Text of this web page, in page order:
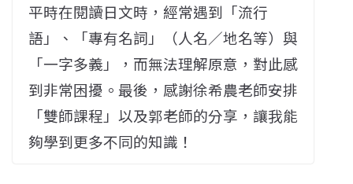
平時在閱讀日文時，經常遇到「流行
語」、「專有名詞」（人名／地名等）與
「一字多義」，而無法理解原意，對此感
到非常困擾。最後，感謝徐希農老師安排
「雙師課程」以及郭老師的分享，讓我能
夠學到更多不同的知識！